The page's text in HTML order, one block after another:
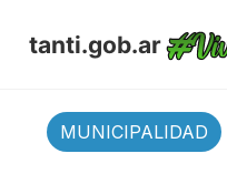
tanti.gob.ar
MUNICIPALIDAD